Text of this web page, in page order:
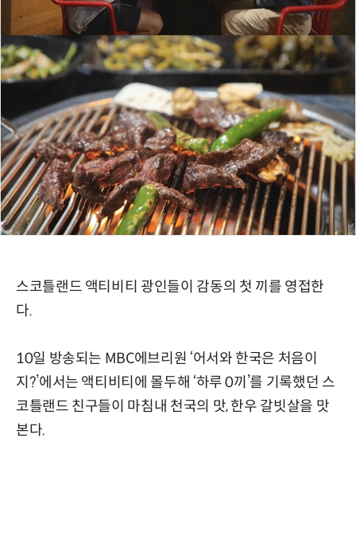
스코틀랜드 액티비티 광인들이 감동의 첫 끼를 영접한
다.
10일 방송되는 MBC에브리원 ‘어서와 한국은 처음이
지?’에서는 액티비티에 몰두해 ‘하루 0끼’를 기록했던 스
코틀랜드 친구들이 마침내 천국의 맛, 한우 갈빗살을 맛
본다.